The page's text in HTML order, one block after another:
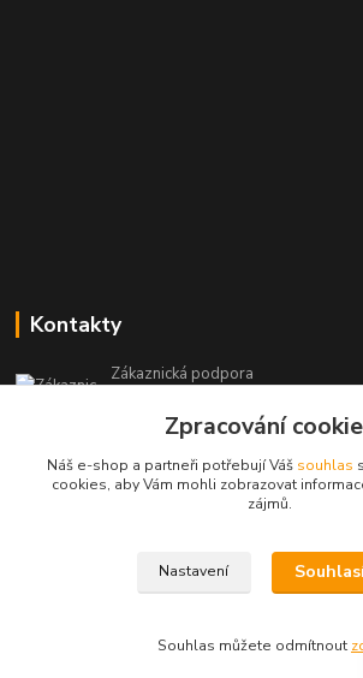
Kontakty
Zákaznická podpora
(Po-Pá, 9-19 hod.)
info@infoproinfo.cz
RadovanCZ 2023-25
Eshop-
Zpracování
Náš e-shop a partneři potřebují Váš souhlas
cookies, aby Vám mohli zobrazovat
zájmů.
Nastavení
Souhlas můžete odmítnout